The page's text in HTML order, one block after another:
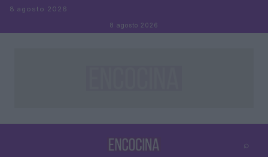
Saltar al contenido
8 agosto 2026
8 agosto 2026
⌕